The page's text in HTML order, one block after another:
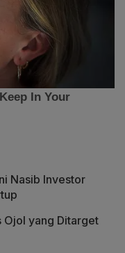
Nasib Investor
Ojol yang Ditarget